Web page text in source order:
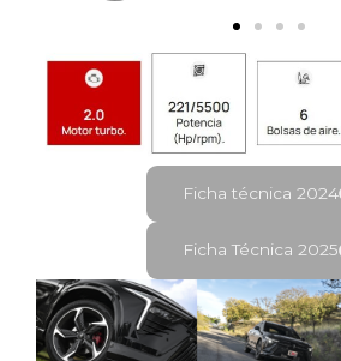
Ficha técnica 2024
Ficha Técnica 2025